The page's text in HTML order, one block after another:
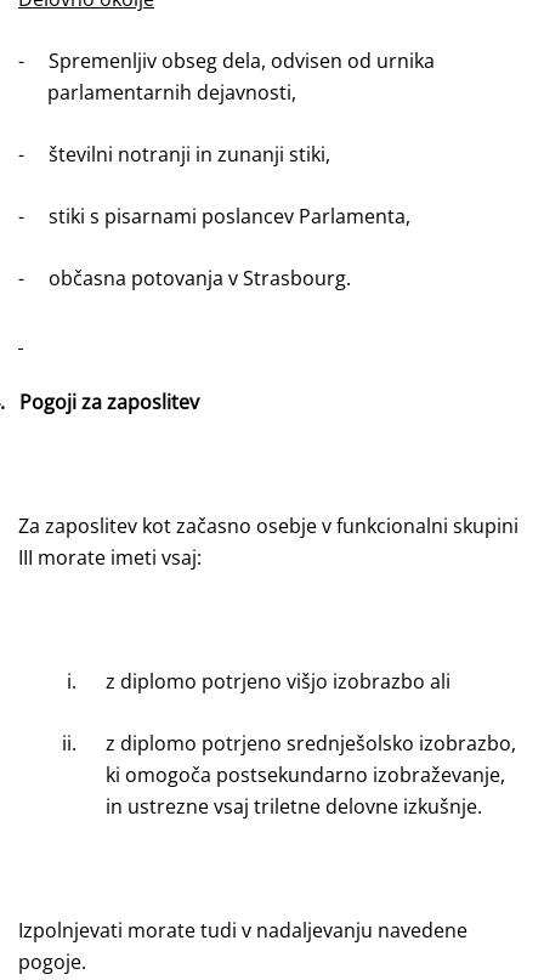
-
Spremenljiv obseg dela, odvisen od urnika
parlamentarnih dejavnosti,
- številni notranji in zunanji stiki,
- stiki s pisarnami poslancev Parlamenta,
- občasna potovanja v Strasbourg.
Pogoji za zaposlitev
Za zaposlitev kot začasno osebje v funkcionalni skupini
III morate imeti vsaj:
i. z diplomo potrjeno višjo izobrazbo ali
ii.
z diplomo potrjeno srednješolsko izobrazbo,
ki omogoča postsekundarno izobraževanje,
in ustrezne vsaj triletne delovne izkušnje.
Izpolnjevati morate tudi v nadaljevanju navedene
pogoje.